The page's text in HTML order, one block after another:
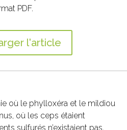
PDF.
l'article
où le phylloxéra et le mildiou
où les ceps étaient
sulfurés n’existaient pas,